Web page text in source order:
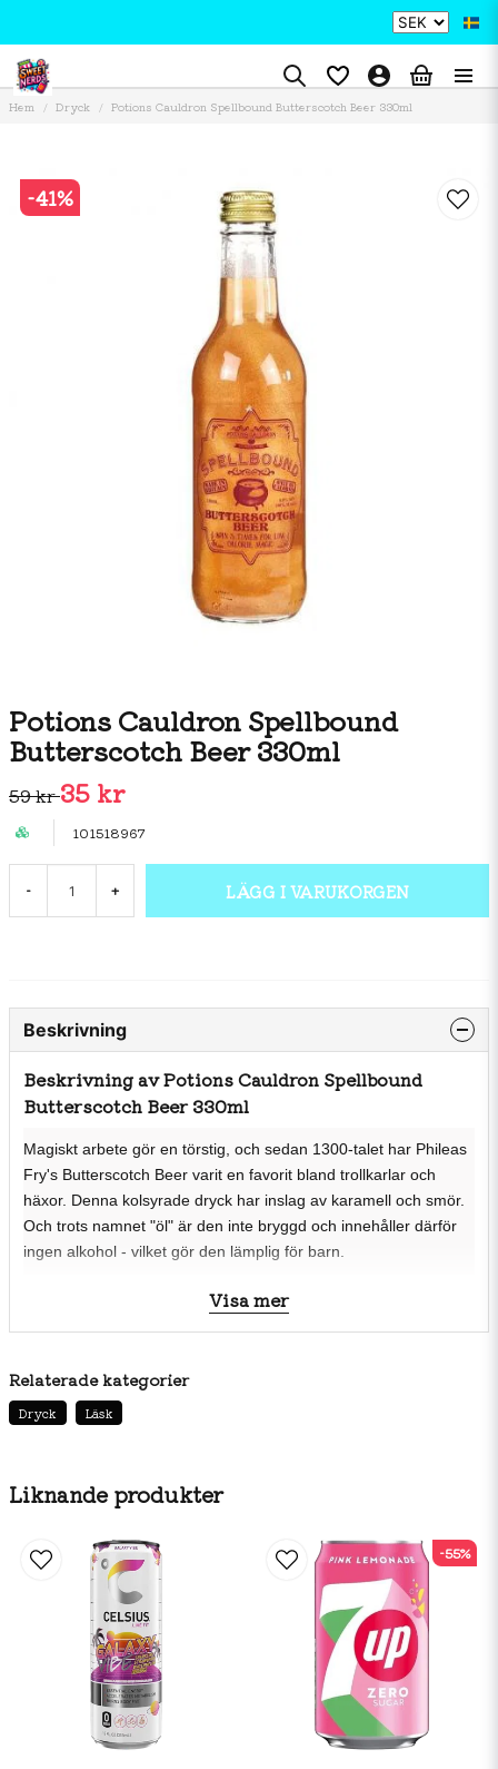
Hem Dryck Potions Cauldron Spellbound Butterscotch Beer 330ml
-41%
Potions Cauldron Spellbound
Butterscotch Beer 330ml
59 kr35 kr
101518967
- + LÄGG I VARUKORGEN
Liknande produkter
-55%
Beskrivning
Beskrivning av Potions Cauldron Spellbound
Butterscotch Beer 330ml
Magiskt arbete gör en törstig, och sedan 1300-talet har Phileas
Fry's Butterscotch Beer varit en favorit bland trollkarlar och
häxor. Denna kolsyrade dryck har inslag av karamell och smör.
Och trots namnet "öl" är den inte bryggd och innehåller därför
ingen alkohol - vilket gör den lämplig för barn.
konserveringsmedel (E211), emulgeringsmedel
(Quillajaextrakt), sötningsmedel (sukralos),
Innehåller sötningsmedel. Näringsvärde: Per 100ml:
Kolhydrater: 5g / Varav sockerarter: 4,9g / Protein: 0g /
Salt: 0g. Serveras kall. Konsumeras inom 3 dagar från
öppnande.
Visa mer
Relaterade kategorier
Dryck Läsk